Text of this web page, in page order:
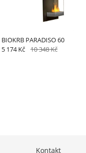
BIOKRB PARADISO 60
5 174 Kč 10 348 Kč
Kontakt